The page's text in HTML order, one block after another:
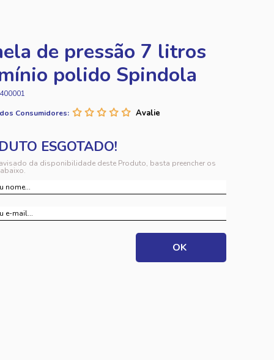
de pressão 7 litros
polido Spindola
Consumidores:
da disponibilidade deste Produto, basta preencher os